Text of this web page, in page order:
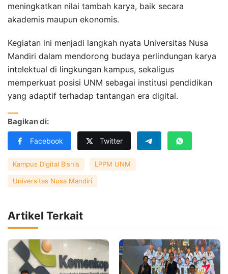
meningkatkan nilai tambah karya, baik secara
akademis maupun ekonomis.
Kegiatan ini menjadi langkah nyata Universitas Nusa
Mandiri dalam mendorong budaya perlindungan karya
intelektual di lingkungan kampus, sekaligus
memperkuat posisi UNM sebagai institusi pendidikan
yang adaptif terhadap tantangan era digital.
Bagikan di:
Facebook Twitter
Kampus Digital Bisnis LPPM UNM
Universitas Nusa Mandiri
Artikel Terkait